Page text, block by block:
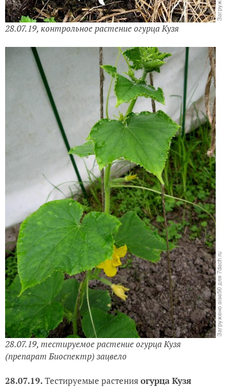
28.07.19, контрольное растениеогурца Кузя
28.07.19, тестируемое растение огурца Кузя
(препарат Биоспектр) зацвело
28.07.19. Тестируемые растенияогурца Кузя